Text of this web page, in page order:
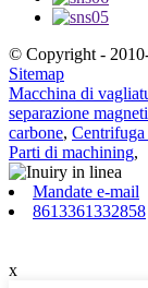
© Copyright -
Sitemap
Macchina di
separazione
carbone,
Parti di machining,
Mandate e-mail
8613361332858
x